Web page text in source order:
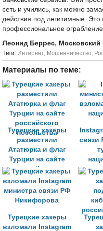
сеть и учились, как можно
действия под легитимные.
профессиональное
Леонид Беррес,
Tеги: Интернет, Мошенничество,
Материалы по теме:
Турецкие хакеры
разместили
Ататюрка и флаг
Турции на сайте
российского
посольства
связи
Турецкие хакеры
взломали Instagram